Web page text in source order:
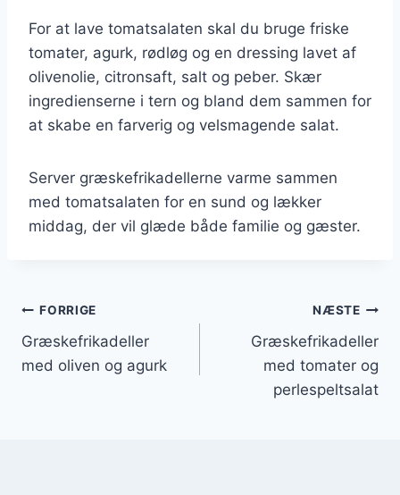
For at lave tomatsalaten skal du bruge friske
tomater, agurk, rødløg og en dressing lavet af
olivenolie, citronsaft, salt og peber. Skær
ingredienserne i tern og bland dem sammen for
at skabe en farverig og velsmagende salat.
Server græskefrikadellerne varme sammen
med tomatsalaten for en sund og lækker
middag, der vil glæde både familie og gæster.
Indlægsnavigation
FORRIGE
Græskefrikadeller
med oliven og agurk
NÆSTE
Græskefrikadeller
med tomater og
perlespeltsalat